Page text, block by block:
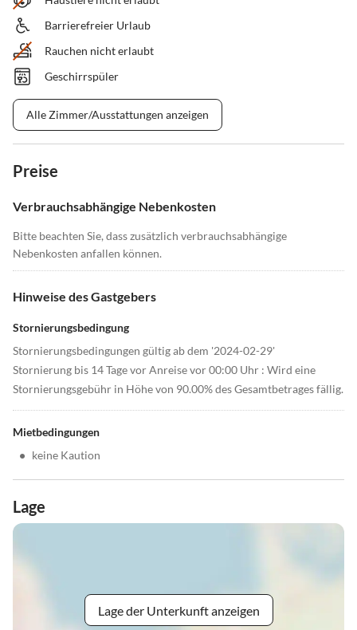
Barrierefreier Urlaub
Rauchen nicht erlaubt
Geschirrspüler
Alle Zimmer/Ausstattungen anzeigen
Preise
Verbrauchsabhängige Nebenkosten
Bitte beachten Sie, dass zusätzlich verbrauchsabhängige
Nebenkosten anfallen können.
Hinweise des Gastgebers
Stornierungsbedingung
Stornierungsbedingungen gültig ab dem '2024-02-29'
Stornierung bis 14 Tage vor Anreise vor 00:00 Uhr : Wird eine
Stornierungsgebühr in Höhe von 90.00% des Gesamtbetrages fällig.
Mietbedingungen
• keine Kaution
Lage
Lage der Unterkunft anzeigen